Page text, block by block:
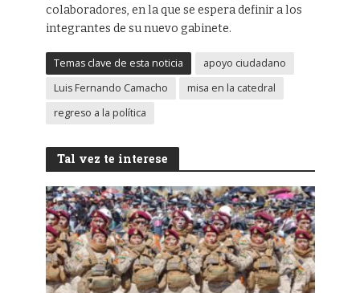
colaboradores, en la que se espera definir a los
integrantes de su nuevo gabinete.
Temas clave de esta noticia
apoyo ciudadano
Luis Fernando Camacho
misa en la catedral
regreso a la política
Tal vez te interese